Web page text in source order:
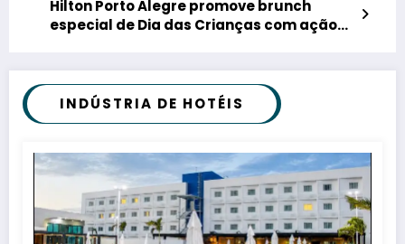
Hilton Porto Alegre promove brunch
especial de Dia das Crianças com ação
INDÚSTRIA DE HOTÉIS